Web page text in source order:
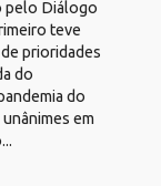
pelo Diálogo
teve
prioridades
do
do
em